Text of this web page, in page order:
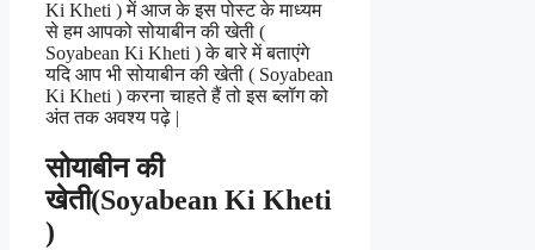
Ki Kheti ) में आज के इस पोस्ट के माध्यम
से हम आपको सोयाबीन की खेती (
Soyabean Ki Kheti ) के बारे में बताएंगे
यदि आप भी सोयाबीन की खेती ( Soyabean
Ki Kheti ) करना चाहते हैं तो इस ब्लॉग को
अंत तक अवश्य पढ़े |
सोयाबीन की
खेती(Soyabean Ki Kheti
)